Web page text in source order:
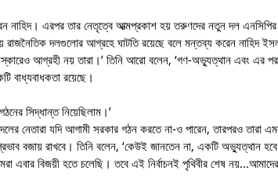
নাহিদ। এরপর তার নেতৃত্বে আত্মপ্রকাশ হয় তরুণদের নতুন দল
রাজনৈতিক দলগুলোর আগ্রহে ঘাটতি রয়েছে বলে মন্তব্য করেন নাহিদ
আগ্রহী নয় তারা।’ তিনি আরো বলেন, ‘গণ-অভ্যুত্থান এবং এর
বাধ্যবাধকতা রয়েছে।
সিদ্ধান্ত নিয়েছিলাম।’
নেতারা যদি আগামী সরকার গঠন করতে না-ও পারেন, তারপরও তারা
বজায় রাখবে। তিনি বলেন, ‘কেউই জানতেন না, একটি অভ্যুত্থান
এবার বিজয়ী হতে চলেছি। তবে এই নির্বাচনই পৃথিবীর শেষ